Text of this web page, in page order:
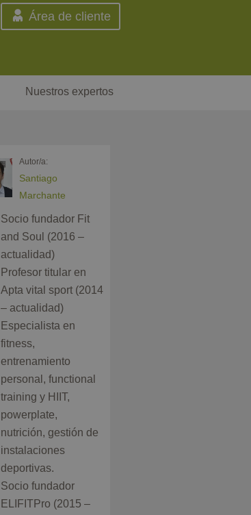
Área de cliente
Nuestros expertos
Autor/a:
Santiago
Marchante
Socio fundador Fit
and Soul (2016 –
actualidad)
Profesor titular en
Apta vital sport (2014
– actualidad)
Especialista en
fitness,
entrenamiento
personal, functional
training y HIIT,
powerplate,
nutrición, gestión de
instalaciones
deportivas.
Socio fundador
ELIFITPro (2015 –